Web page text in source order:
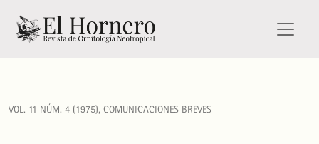
Un nido de<i> Syrigma sibilatrix</i>
VOL. 11 NÚM. 4 (1975), COMUNICACIONES BREVES